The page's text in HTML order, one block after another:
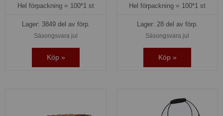
Hel förpackning = 100*1 st
Lager: 3849 del av förp.
Säsongsvara jul
Köp »
Hel förpackning = 100*1 st
Lager: 28 del av förp.
Säsongsvara jul
Köp »